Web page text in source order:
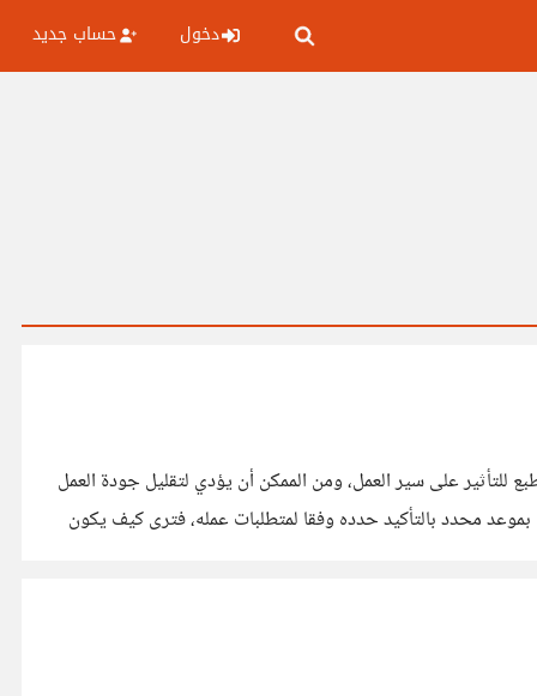
دخول حساب جديد
للتأثير على سير العمل، ومن الممكن أن يؤدي لتقليل جودة العمل
محدد بالتأكيد حدده وفقا لمتطلبات عمله، فترى كيف يكون